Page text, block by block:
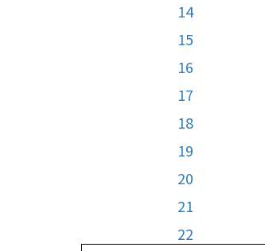
14
15
16
17
18
19
20
21
22